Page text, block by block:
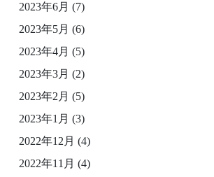
2023年6月 (7)
2023年5月 (6)
2023年4月 (5)
2023年3月 (2)
2023年2月 (5)
2023年1月 (3)
2022年12月 (4)
2022年11月 (4)